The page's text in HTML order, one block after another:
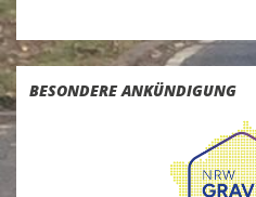
BESONDERE ANKÜNDIGUNG